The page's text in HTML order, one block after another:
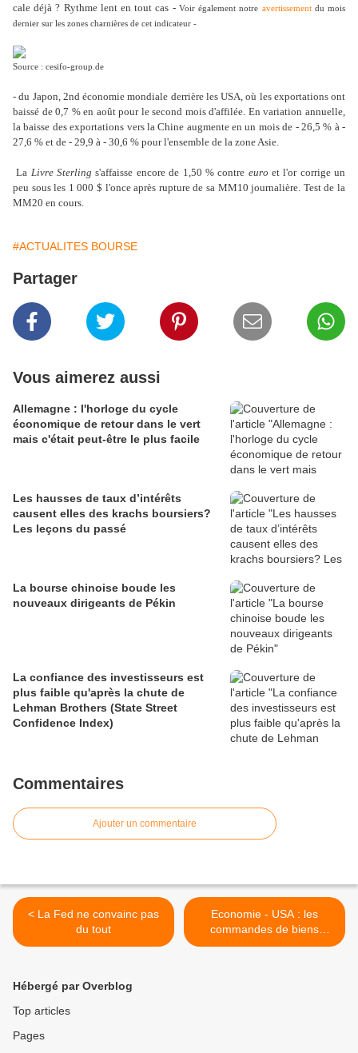
cale déjà ? Rythme lent en tout cas - Voir également notre avertissement du mois
dernier sur les zones charnières de cet indicateur -
Source : cesifo-group.de
- du Japon, 2nd économie mondiale derrière les USA, où les exportations ont
baissé de 0,7 % en août pour le second mois d'affilée. En variation annuelle,
la baisse des exportations vers la Chine augmente en un mois de - 26,5 % à -
27,6 % et de - 29,9 à - 30,6 % pour l'ensemble de la zone Asie.
La Livre Sterling s'affaisse encore de 1,50 % contre euro et l'or corrige un
peu sous les 1 000 $ l'once après rupture de sa MM10 journalière. Test de la
MM20 en cours.
#ACTUALITES BOURSE
Partager
Vous aimerez aussi
Allemagne : l'horloge du cycle
économique de retour dans le vert
mais c'était peut-être le plus facile
Les hausses de taux d’intérêts
causent elles des krachs boursiers?
Les leçons du passé
La bourse chinoise boude les
nouveaux dirigeants de Pékin
La confiance des investisseurs est
plus faible qu'après la chute de
Lehman Brothers (State Street
Confidence Index)
Commentaires
Ajouter un commentaire
< La Fed ne convainc pas
du tout
Economie - USA : les
commandes de biens
durables déçoivent >
Hébergé par Overblog
Top articles
Pages